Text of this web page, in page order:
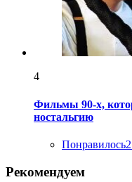
4
Фильмы 90-х,
ностальгию
Понравилось
Рекомендуем